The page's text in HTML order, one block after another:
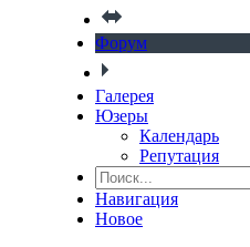
Форум
Галерея
Юзеры
Календарь
Репутация
Навигация
Новое